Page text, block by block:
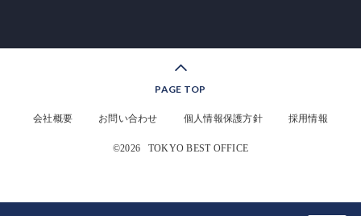
PAGE TOP
会社概要 お問い合わせ 個人情報保護方針 採用情報
©2026 TOKYO BEST OFFICE